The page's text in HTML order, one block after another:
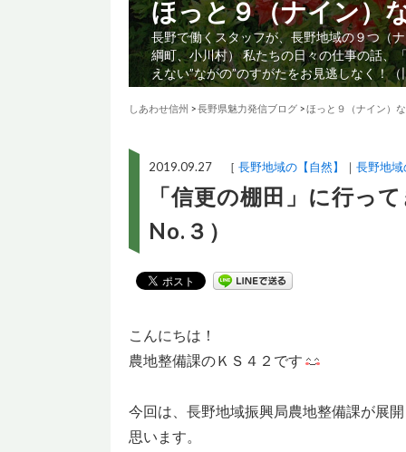
ほっと９（ナイン）
長野で働くスタッフが、長野地域の９つ（
綱町、小川村） 私たちの日々の仕事の話、
えない”ながの”のすがたをお見逃しなく！
しあわせ信州 >長野県魅力発信ブログ >ほっと９（ナイン）
2019.09.27 ［ 長野地域の【自然】 長野地
「信更の棚田」に行っ
No.３）
こんにちは！
農地整備課のＫＳ４２です
今回は、長野地域振興局農地整備課が展
思います。